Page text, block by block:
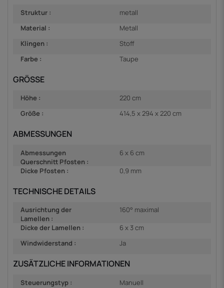
Struktur :
metall
Material :
Metall
Klingen :
Stoff
Farbe :
Taupe
GRÖSSE
Höhe :
220 cm
Größe :
414,5 x 294 x 220 cm
ABMESSUNGEN
Abmessungen
Querschnitt Pfosten :
6 x 6 cm
Dicke Pfosten :
0,9 mm
TECHNISCHE DETAILS
Ausrichtung der
Lamellen :
160° maximal
Dicke der Lamellen :
6 x 3 cm
Windwiderstand :
Ja
ZUSÄTZLICHE INFORMATIONEN
Steuerungstyp : Manuell